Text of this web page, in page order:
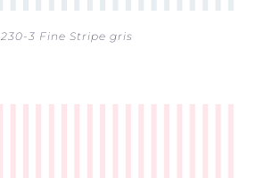
230-3 Fine Stripe gris